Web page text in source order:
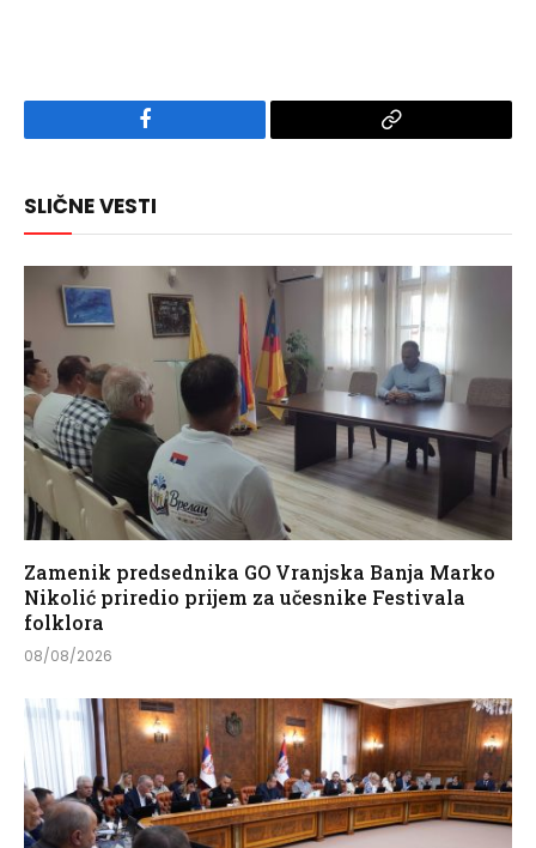
Facebook
Copy
SLIČNE VESTI
Zamenik predsednika GO Vranjska Banja Marko
Nikolić priredio prijem za učesnike Festivala
folklora
08/08/2026